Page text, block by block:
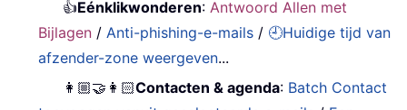
👍Eénklikwonderen:Antwoord Allen met
Bijlagen /Anti-phishing-e-mails / 🕘Huidige tijd van
afzender-zone weergeven...
👩🏼‍🤝‍👩🏻Contacten & agenda: Batch Contact